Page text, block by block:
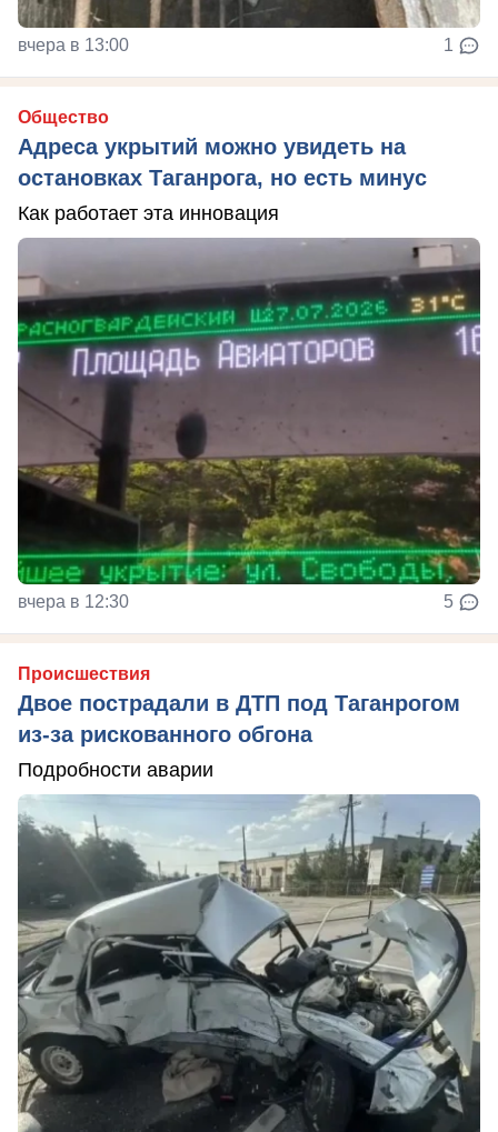
вчера в 13:00 1
Общество
Адреса укрытий можно увидеть на
остановках Таганрога, но есть минус
Как работает эта инновация
вчера в 12:30 5
Происшествия
Двое пострадали в ДТП под Таганрогом
из-за рискованного обгона
Подробности аварии